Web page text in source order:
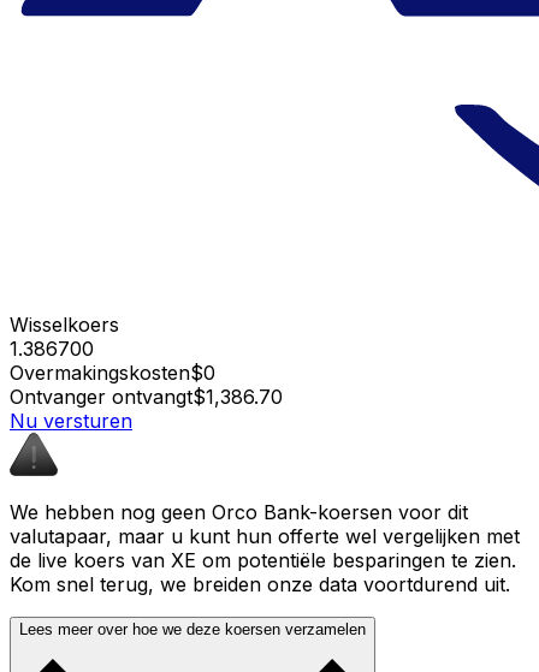
Wisselkoers
1.386700
Overmakingskosten$0
Ontvanger ontvangt$1,386.70
Nu versturen
We hebben nog geen Orco Bank-koersen voor dit
valutapaar, maar u kunt hun offerte wel vergelijken met
de live koers van XE om potentiële besparingen te zien.
Kom snel terug, we breiden onze data voortdurend uit.
Lees meer over hoe we deze koersen verzamelen